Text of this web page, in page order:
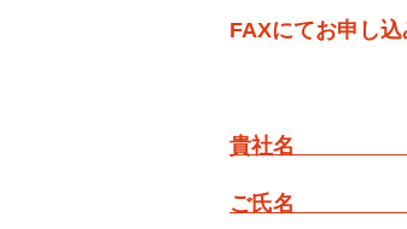
FAXにてお申し
貴
ご